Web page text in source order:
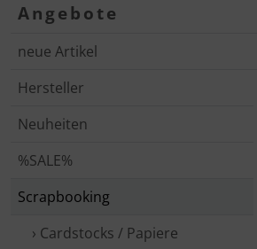
Springe zum Button für
Springe zu den allgemeinen
Angebote
neue Artikel
Hersteller
Neuheiten
%SALE%
Scrapbooking
› Cardstocks / Papiere